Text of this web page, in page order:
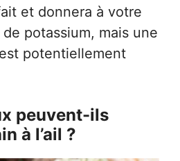
et donnera à votre
potassium, mais une
potentiellement
peuvent-ils
à l’ail ?